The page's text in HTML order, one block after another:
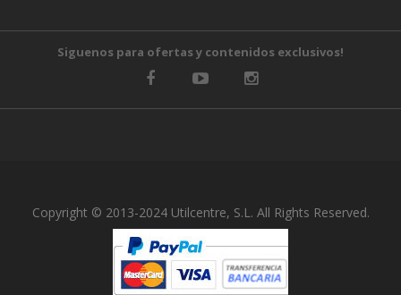
Siguenos para ofertas y contenidos exclusivos!
Copyright © 2013-2024 Utilcentre, S.L. All Rights Reserved.